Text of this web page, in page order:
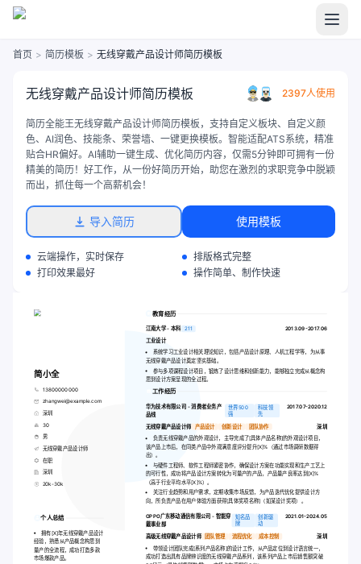
首页 > 简历模板 > 无线穿戴产品设计师简历模板
无线穿戴产品设计师简历模板 2397人使用
简历全能王无线穿戴产品设计师简历模板，支持自定义板块、自定义颜
色、AI润色、技能条、荣誉墙、一键更换模板。智能适配ATS系统，精准
贴合HR偏好。AI辅助一键生成、优化简历内容，仅需5分钟即可拥有一份
精美的简历！好工作，从一份好简历开始，助您在激烈的求职竞争中脱颖
而出，抓住每一个高薪机会！
导入简历 使用模板
云端操作，实时保存
排版格式完整
打印效果最好
操作简单、制作快速
简小全
13800000000
zhangwei@example.com
深圳
30
男
无线穿戴产品设计师
在职
深圳
20k-30k
个人总结
拥有[X]年无线穿戴产品设计
经验，熟悉从产品概念构思到
量产的全流程，成功打造多款
市场爆款产品。
教育经历
江南大学 - 本科 211
2013.09-2017.06
工业设计
系统学习工业设计相关理论知识，包括产品设计原理、人机工程学等，为从事
无线穿戴产品设计奠定坚实基础。
参与多项课程设计项目，锻炼了设计思维和创新能力，能够独立完成从概念构
思到设计方案呈现的全过程。
工作经历
华为技术有限公司 - 消费者业务产
品线
世界500
强
科技领
先
2017.07-2020.12
无线穿戴产品设计师 产品设计 创新设计 团队协作
深圳
负责无线穿戴产品的外观设计，主导完成了[具体产品名称]的外观设计项目，
该产品上市后，在同类产品中外观满意度评分提升[X]%（通过市场调研数据得
出）。
与硬件工程师、软件工程师紧密协作，确保设计方案在功能实现和生产工艺上
的可行性，成功将产品设计方案转化为可量产的产品，产品量产良率达到[X]%
（高于行业平均水平[X]%）。
关注行业趋势和用户需求，定期收集市场反馈，为产品迭代优化提供设计方
向，所负责产品在用户体验方面获得[具体奖项名称]（如某设计奖项）。
OPPO广东移动通信有限公司 - 智能穿
戴事业部
知名品
牌
创新驱
动
2021.01-2024.05
高级无线穿戴产品设计师 团队管理 流程优化 成本控制 深圳
带领设计团队完成[系列产品名称]的设计工作，从产品定位到设计语言统一，
成功打造出具有品牌辨识度的无线穿戴产品系列，该系列产品上市后销售额突破